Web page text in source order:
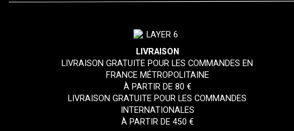
LIVRAISON
LIVRAISON GRATUITE POUR LES COMMANDES EN
FRANCE MÉTROPOLITAINE
À PARTIR DE 80 €
LIVRAISON GRATUITE POUR LES COMMANDES
INTERNATIONALES
À PARTIR DE 450 €